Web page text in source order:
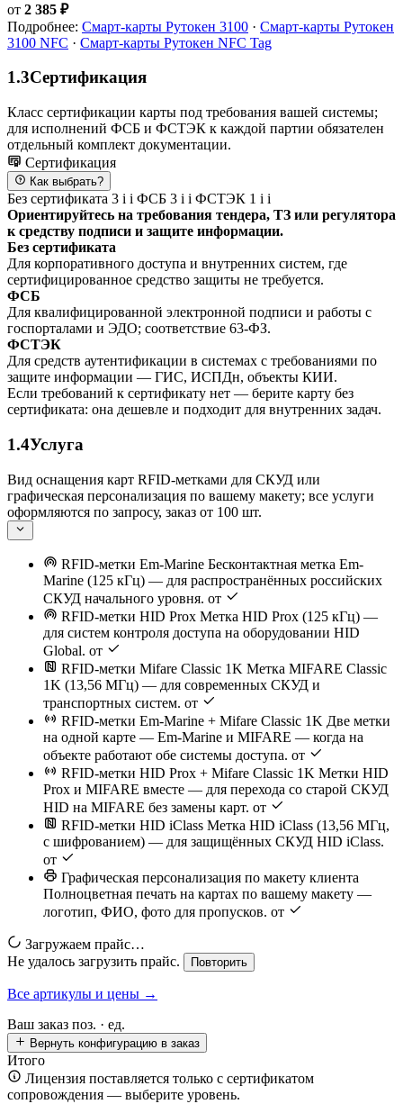
от 2 385 ₽
Подробнее: Смарт-карты Рутокен 3100 · Смарт-карты Рутокен
3100 NFC · Смарт-карты Рутокен NFC Tag
1.3Сертификация
Класс сертификации карты под требования вашей системы;
для исполнений ФСБ и ФСТЭК к каждой партии обязателен
отдельный комплект документации.
Сертификация
Как выбрать?
Без сертификата 3 i i ФСБ 3 i i ФСТЭК 1 i i
Ориентируйтесь на требования тендера, ТЗ или регулятора
к средству подписи и защите информации.
Без сертификата
Для корпоративного доступа и внутренних систем, где
сертифицированное средство защиты не требуется.
ФСБ
Для квалифицированной электронной подписи и работы с
госпорталами и ЭДО; соответствие 63-ФЗ.
ФСТЭК
Для средств аутентификации в системах с требованиями по
защите информации — ГИС, ИСПДн, объекты КИИ.
Если требований к сертификату нет — берите карту без
сертификата: она дешевле и подходит для внутренних задач.
1.4Услуга
Вид оснащения карт RFID-метками для СКУД или
графическая персонализация по вашему макету; все услуги
оформляются по запросу, заказ от 100 шт.
RFID-метки Em-Marine Бесконтактная метка Em-
Marine (125 кГц) — для распространённых российских
СКУД начального уровня. от
RFID-метки HID Prox Метка HID Prox (125 кГц) —
для систем контроля доступа на оборудовании HID
Global. от
RFID-метки Mifare Classic 1K Метка MIFARE Classic
1K (13,56 МГц) — для современных СКУД и
транспортных систем. от
RFID-метки Em-Marine + Mifare Classic 1K Две метки
на одной карте — Em-Marine и MIFARE — когда на
объекте работают обе системы доступа. от
RFID-метки HID Prox + Mifare Classic 1K Метки HID
Prox и MIFARE вместе — для перехода со старой СКУД
HID на MIFARE без замены карт. от
RFID-метки HID iClass Метка HID iClass (13,56 МГц,
с шифрованием) — для защищённых СКУД HID iClass.
от
Графическая персонализация по макету клиента
Полноцветная печать на картах по вашему макету —
логотип, ФИО, фото для пропусков. от
Загружаем прайс…
Не удалось загрузить прайс.
Повторить
Все артикулы и цены →
Ваш заказ поз. · ед.
Вернуть конфигурацию в заказ
Итого
Лицензия поставляется только с сертификатом
сопровождения — выберите уровень.